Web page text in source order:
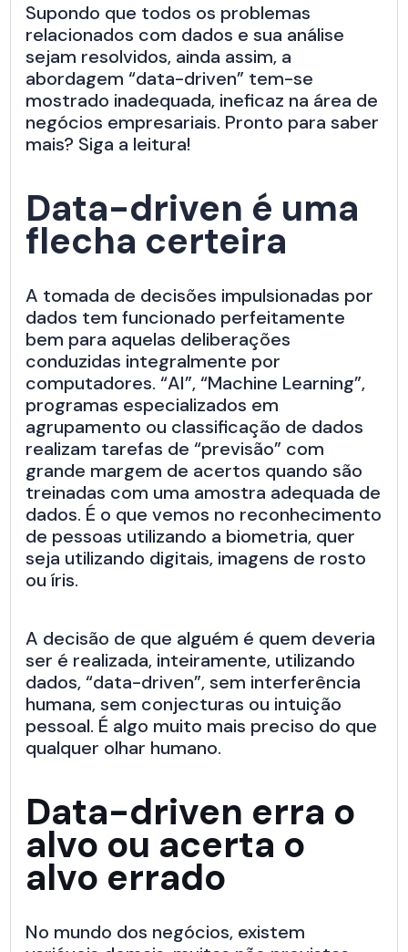
Supondo que todos os problemas
relacionados com dados e sua análise
sejam resolvidos, ainda assim, a
abordagem “data-driven” tem-se
mostrado inadequada, ineficaz na área de
negócios empresariais. Pronto para saber
mais? Siga a leitura!
Data-driven é uma
flecha certeira
A tomada de decisões impulsionadas por
dados tem funcionado perfeitamente
bem para aquelas deliberações
conduzidas integralmente por
computadores. “AI”, “Machine Learning”,
programas especializados em
agrupamento ou classificação de dados
realizam tarefas de “previsão” com
grande margem de acertos quando são
treinadas com uma amostra adequada de
dados. É o que vemos no reconhecimento
de pessoas utilizando a biometria, quer
seja utilizando digitais, imagens de rosto
ou íris.
A decisão de que alguém é quem deveria
ser é realizada, inteiramente, utilizando
dados, “data-driven”, sem interferência
humana, sem conjecturas ou intuição
pessoal. É algo muito mais preciso do que
qualquer olhar humano.
Data-driven erra o
alvo ou acerta o
alvo errado
No mundo dos negócios, existem